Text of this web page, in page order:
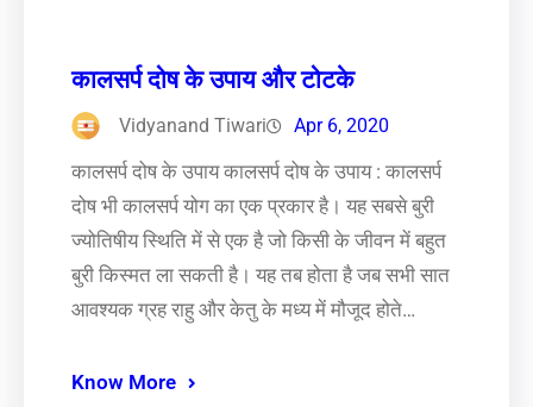
कालसर्प दोष के उपाय और टोटके
Vidyanand Tiwari Apr 6, 2020
कालसर्प दोष के उपाय कालसर्प दोष के उपाय : कालसर्प
दोष भी कालसर्प योग का एक प्रकार है। यह सबसे बुरी
ज्योतिषीय स्थिति में से एक है जो किसी के जीवन में बहुत
बुरी किस्मत ला सकती है। यह तब होता है जब सभी सात
आवश्यक ग्रह राहु और केतु के मध्य में मौजूद होते…
Know More